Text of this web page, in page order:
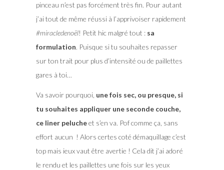
pinceau n’est pas forcément très fin. Pour autant
j’ai tout de même réussi à l’apprivoiser rapidement
#miracledenoël! Petit hic malgré tout :sa
formulation. Puisque si tu souhaites repasser
sur ton trait pour plus d’intensité ou de paillettes
gares à toi…
Va savoir pourquoi, une fois sec, ou presque, si
tu souhaites appliquer une seconde couche,
ce liner pelucheet s’en va. Pof comme ça, sans
effort aucun ! Alors certes coté démaquillage c’est
top mais ieux vaut être avertie ! Cela dit j’ai adoré
le rendu et les paillettes une fois sur les yeux